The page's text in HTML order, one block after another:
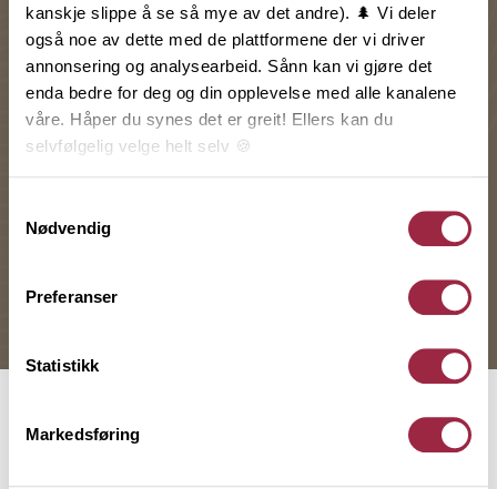
kanskje slippe å se så mye av det andre). 🌲 Vi deler
også noe av dette med de plattformene der vi driver
annonsering og analysearbeid. Sånn kan vi gjøre det
enda bedre for deg og din opplevelse med alle kanalene
våre. Håper du synes det er greit! Ellers kan du
selvfølgelig velge helt selv 🍪
Nødvendig
Preferanser
Statistikk
Markedsføring
UTEROMSPRISEN
uterom i flere nivåer